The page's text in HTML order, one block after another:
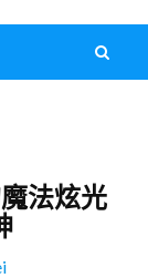
法炫光